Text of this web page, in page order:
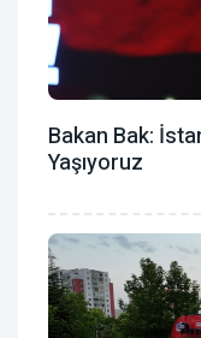
Bakan Bak:
Yaşıyoruz